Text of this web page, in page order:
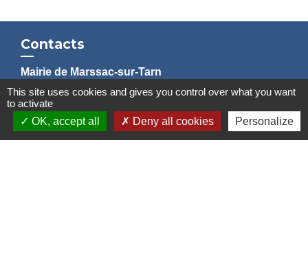
Contacts
Mairie de Marssac-sur-Tarn
2 Rue Tonimarié
81150 Marssac-sur-Tarn - FRANCE
+33 5 63 55 40 47
accueil@marssac-sur-tarn.fr
This site uses cookies and gives you control over what you want
to activate
OK, accept all
Deny all cookies Personalize